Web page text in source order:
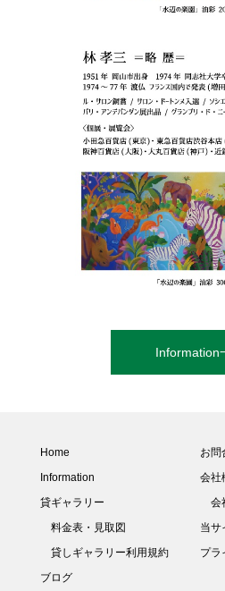
Information
Home
Information
貸ギャラリー
料金表・見取図
貸しギャラリー利用規約
ブログ
お問
会社
会
当サ
プラ